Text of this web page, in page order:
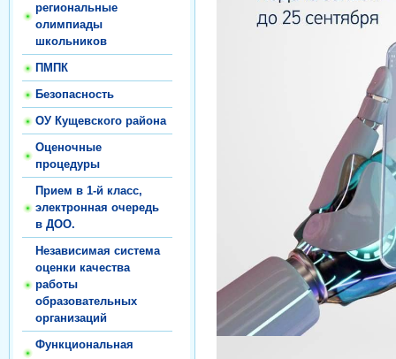
региональные
олимпиады
школьников
ПМПК
Безопасность
ОУ Кущевского района
Оценочные
процедуры
Прием в 1-й класс,
электронная очередь
в ДОО.
Независимая система
оценки качества
работы
образовательных
организаций
Функциональная